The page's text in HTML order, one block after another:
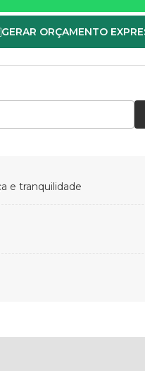
e tranquilidade